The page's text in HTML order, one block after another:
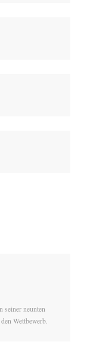
seiner neunten
Wettbewerb.